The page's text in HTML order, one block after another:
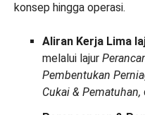
konsep hingga operasi.
Aliran Kerja Lima
melalui lajur
Pembentukan
Cukai & Pematuhan,